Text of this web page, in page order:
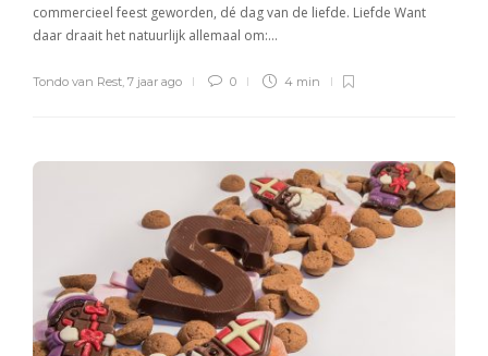
commercieel feest geworden, dé dag van de liefde. Liefde Want
daar draait het natuurlijk allemaal om:…
Tondo van Rest, 7 jaar ago 0 4 min